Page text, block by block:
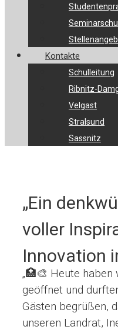
Kontakte
Schulleitung
Ribnitz-
Velgast
Stralsund
Sassnitz
„Ein
voller
Innovation
„🏥🎨 Heute
geöffnet und
Gästen begrüßen,
unseren Landrat,